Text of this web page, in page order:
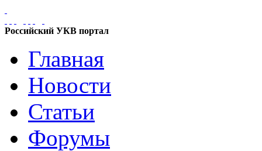
Российский УКВ портал
Главная
Новости
Статьи
Форумы